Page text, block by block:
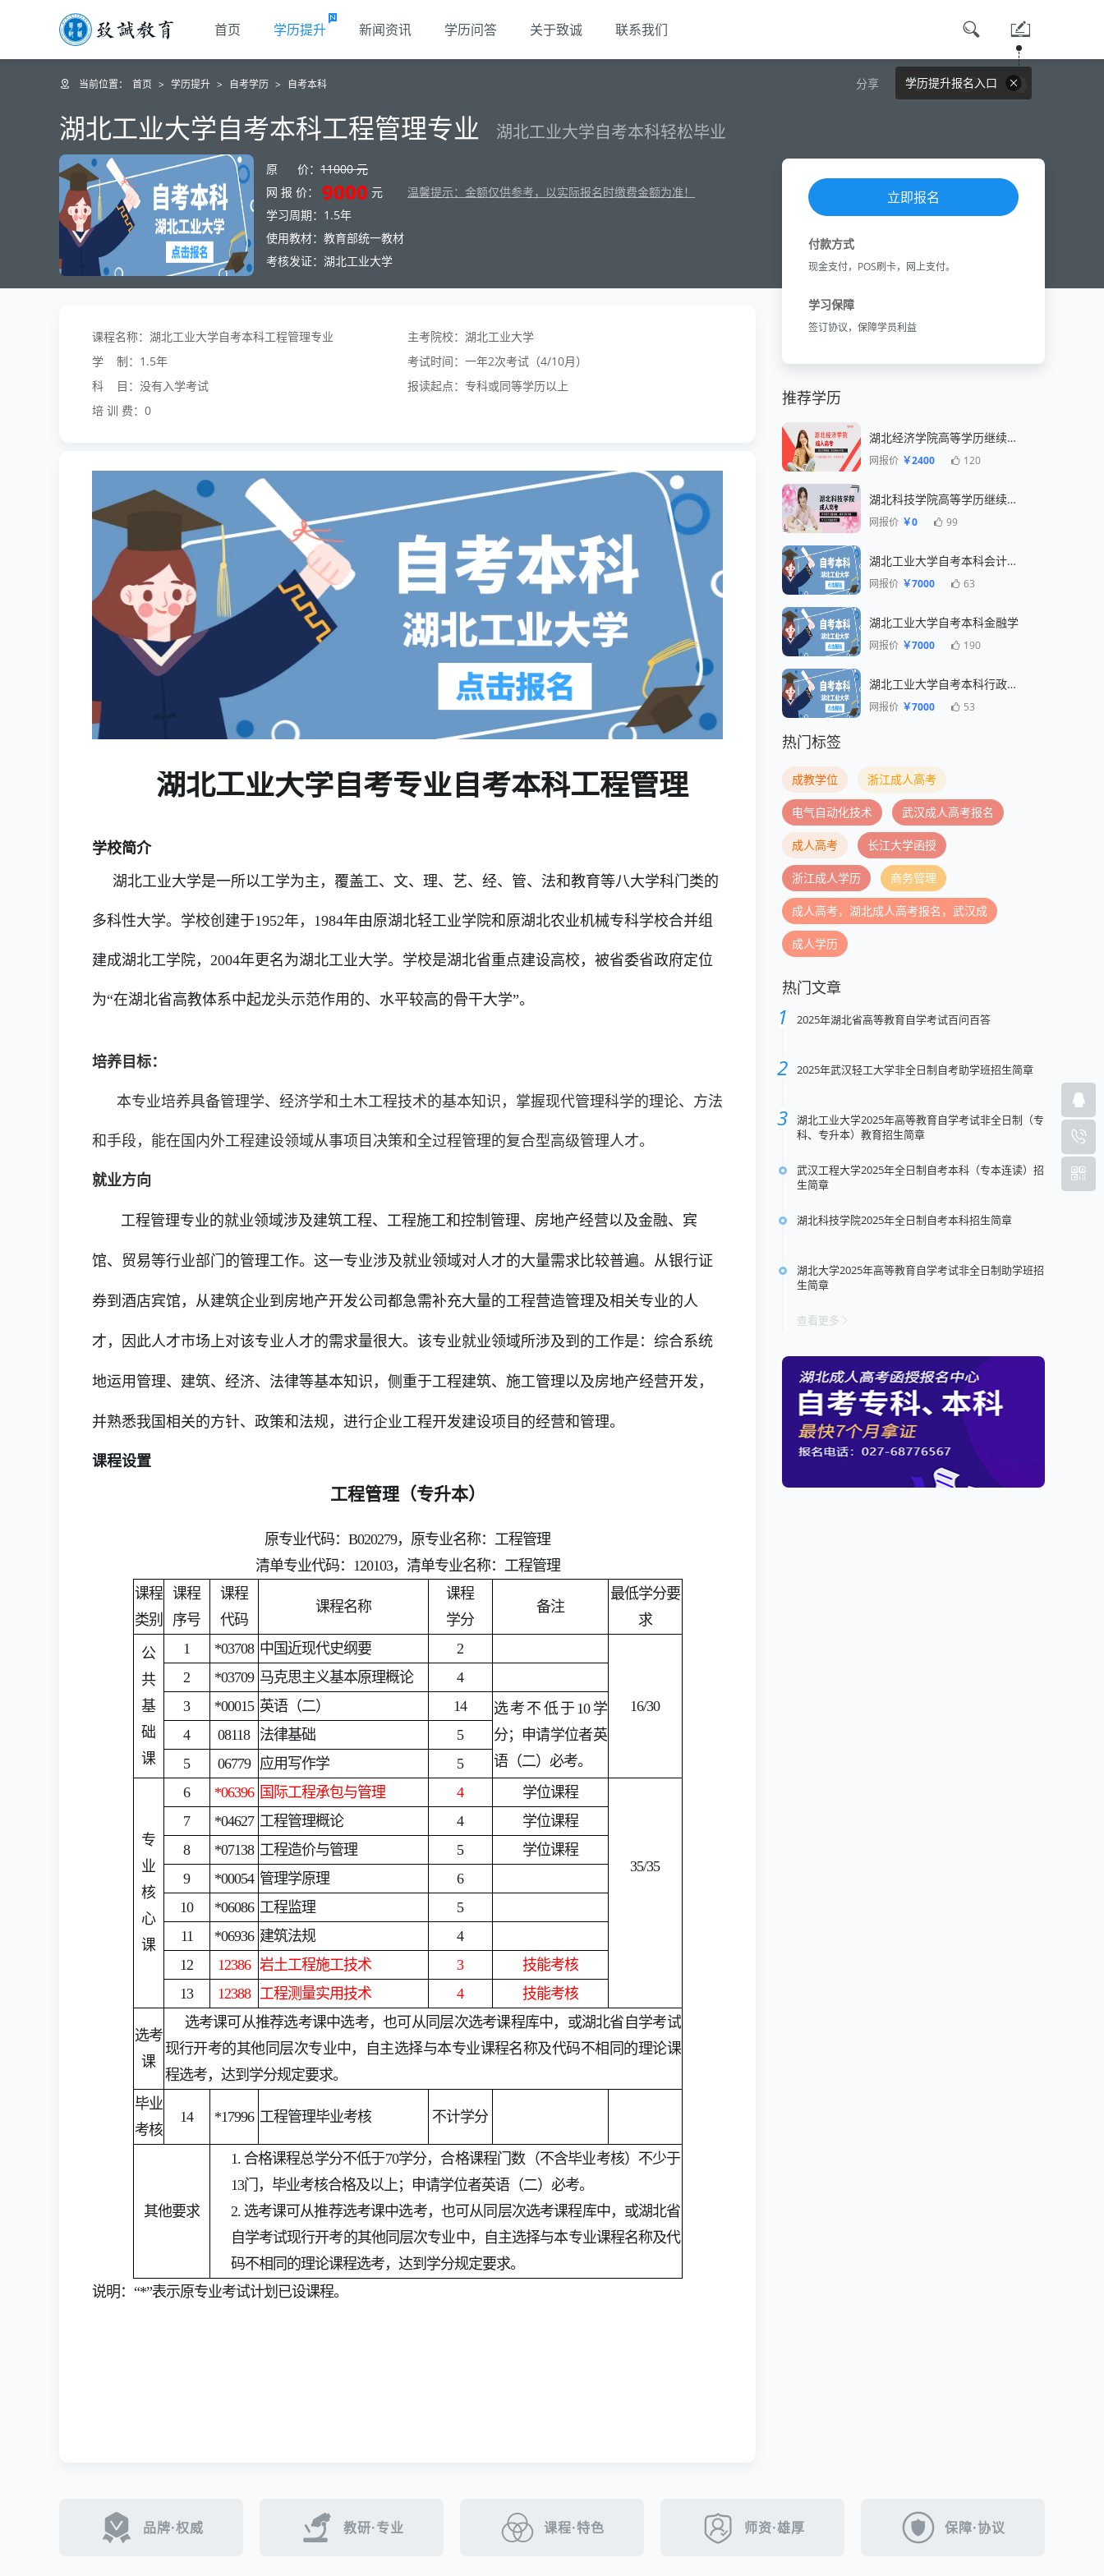
首页 学历提升 新闻资讯 学历问答 关于致诚 联系我们
学历提升报名入口
当前位置： 首页 > 学历提升 > 自考学历 > 自考本科 分享
湖北工业大学自考本科工程管理专业 湖北工业大学自考本科轻松毕业
原 价： 11000 元
网 报 价：
9000 元
温馨提示：金额仅供参考，以实际报名时缴费金额为准！
学习周期：1.5年
使用教材：教育部统一教材
考核发证：湖北工业大学
课程名称：湖北工业大学自考本科工程管理专业
主考院校：湖北工业大学
学 制：1.5年
考试时间：一年2次考试（4/10月）
科 目：没有入学考试
报读起点：专科或同等学历以上
培 训 费：0
湖北工业大学自考专业自考本科工程管理
学校简介
湖北工业大学是一所以工学为主，覆盖工、文、理、艺、经、管、法和教育等八大学科门类的
多科性大学。学校创建于1952年，1984年由原湖北轻工业学院和原湖北农业机械专科学校合并组
建成湖北工学院，2004年更名为湖北工业大学。学校是湖北省重点建设高校，被省委省政府定位
为“在湖北省高教体系中起龙头示范作用的、水平较高的骨干大学”。
培养目标：
本专业培养具备管理学、经济学和土木工程技术的基本知识，掌握现代管理科学的理论、方法
和手段，能在国内外工程建设领域从事项目决策和全过程管理的复合型高级管理人才。
就业方向
工程管理专业的就业领域涉及建筑工程、工程施工和控制管理、房地产经营以及金融、宾
馆、贸易等行业部门的管理工作。这一专业涉及就业领域对人才的大量需求比较普遍。从银行证
券到酒店宾馆，从建筑企业到房地产开发公司都急需补充大量的工程营造管理及相关专业的人
才，因此人才市场上对该专业人才的需求量很大。该专业就业领域所涉及到的工作是：综合系统
地运用管理、建筑、经济、法律等基本知识，侧重于工程建筑、施工管理以及房地产经营开发，
并熟悉我国相关的方针、政策和法规，进行企业工程开发建设项目的经营和管理。
课程设置
工程管理（专升本）
原专业代码：B020279，原专业名称：工程管理
清单专业代码：120103，清单专业名称：工程管理
课程
类别
课程
序号
课程
代码
课程名称
课程
学分
备注
最低学分要
求
公
共
基
础
课
1 *03708 中国近现代史纲要 2
16/30
2 *03709 马克思主义基本原理概论
4
3
*00015 英语（二） 14
选考不低于10学
分；申请学位者英
语（二）必考。
4 08118 法律基础
5
5
06779 应用写作学 5
专
业
核
心
课
6 *06396 国际工程承包与管理 4 学位课程
35/35
7 *04627 工程管理概论 4
学位课程
8
*07138 工程造价与管理 5
学位课程
9
*00054 管理学原理
6
10
*06086 工程监理
5
11
*06936 建筑法规
4
12
12386 岩土工程施工技术 3
技能考核
13
12388 工程测量实用技术 4 技能考核
选考
课
选考课可从推荐选考课中选考，也可从同层次选考课程库中，或湖北省自学考试
现行开考的其他同层次专业中，自主选择与本专业课程名称及代码不相同的理论课
程选考，达到学分规定要求。
毕业
考核
14 *17996 工程管理毕业考核 不计学分
其他要求
1. 合格课程总学分不低于70学分，合格课程门数（不含毕业考核）不少于
13门，毕业考核合格及以上；申请学位者英语（二）必考。
2. 选考课可从推荐选考课中选考，也可从同层次选考课程库中，或湖北省
自学考试现行开考的其他同层次专业中，自主选择与本专业课程名称及代
码不相同的理论课程选考，达到学分规定要求。
说明：“*”表示原专业考试计划已设课程。
立即报名
付款方式
现金支付，POS刷卡，网上支付。
学习保障
签订协议，保障学员利益
推荐学历
湖北经济学院高等学历继续教育招生简章
网报价 ￥2400 120
湖北科技学院高等学历继续教育招生简章
网报价 ￥0 99
湖北工业大学自考本科会计专业
网报价 ￥7000 63
湖北工业大学自考本科金融学
网报价 ￥7000 190
湖北工业大学自考本科行政管理专业
网报价 ￥7000 53
热门标签
成教学位 浙江成人高考
电气自动化技术 武汉成人高考报名
成人高考 长江大学函授
浙江成人学历 商务管理
成人高考，湖北成人高考报名，武汉成
成人学历
热门文章
2025年湖北省高等教育自学考试百问百答
2025年武汉轻工大学非全日制自考助学班招生简章
湖北工业大学2025年高等教育自学考试非全日制（专
科、专升本）教育招生简章
武汉工程大学2025年全日制自考本科（专本连读）招
生简章
湖北科技学院2025年全日制自考本科招生简章
湖北大学2025年高等教育自学考试非全日制助学班招
生简章
查看更多
品牌·权威 教研·专业 课程·特色 师资·雄厚 保障·协议